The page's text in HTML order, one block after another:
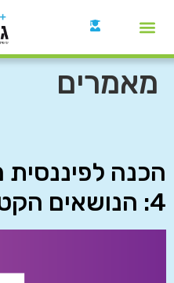
מאמרים
הכנה
4: הנושאים הקטנים